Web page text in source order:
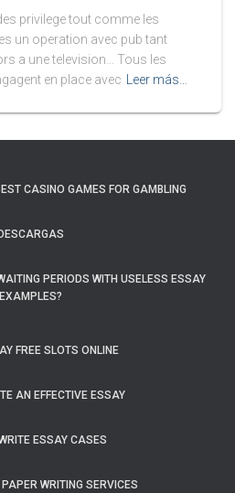
privilege tout comme les
un operation avec pub tant
a une television… Tous les
en place avec
Leer más…
CASINO GAMES FOR GAMBLING
DESCARGAS
PERIODS WITH USELESS ESSAY
EXAMPLES?
FREE SLOTS ONLINE
AN EFFECTIVE ESSAY
ESSAY CASES
WRITING SERVICES